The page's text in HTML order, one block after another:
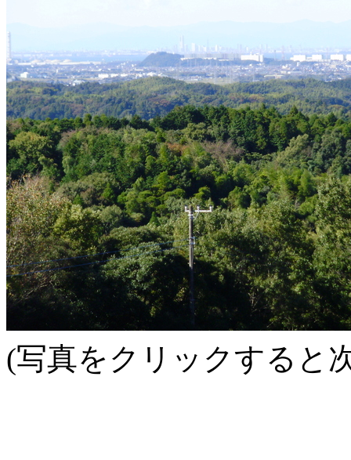
(写真をクリックすると